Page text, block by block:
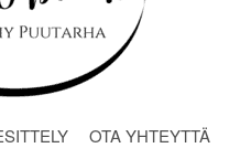
OTA YHTEYTTÄ